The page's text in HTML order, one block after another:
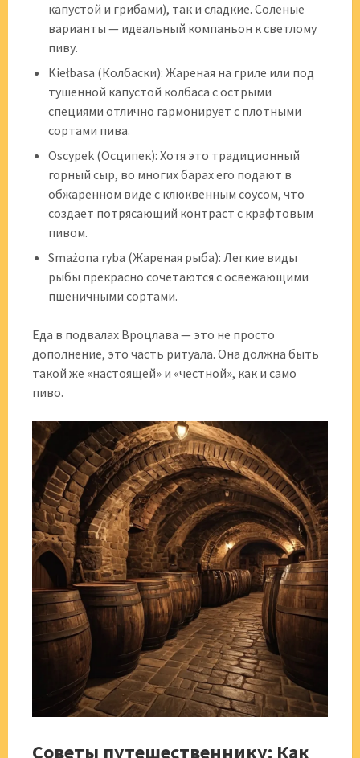
капустой и грибами), так и сладкие. Соленые
варианты — идеальный компаньон к светлому
пиву.
Kiełbasa (Колбаски): Жареная на гриле или под
тушенной капустой колбаса с острыми
специями отлично гармонирует с плотными
сортами пива.
Oscypek (Осципек): Хотя это традиционный
горный сыр, во многих барах его подают в
обжаренном виде с клюквенным соусом, что
создает потрясающий контраст с крафтовым
пивом.
Smażona ryba (Жареная рыба): Легкие виды
рыбы прекрасно сочетаются с освежающими
пшеничными сортами.
Еда в подвалах Вроцлава — это не просто
дополнение, это часть ритуала. Она должна быть
такой же «настоящей» и «честной», как и само
пиво.
Советы путешественнику: Как